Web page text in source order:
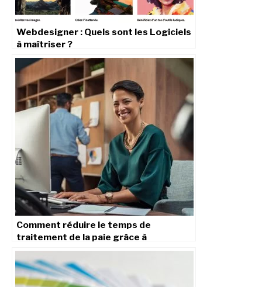
Webdesigner : Quels sont les Logiciels
à maîtriser ?
Comment réduire le temps de
traitement de la paie grâce à
l’automatisation ?